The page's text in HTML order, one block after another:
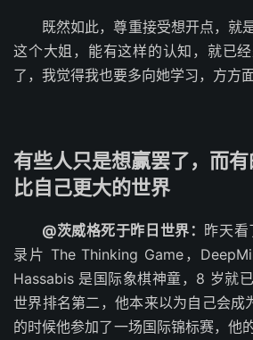
既然如此，尊重接受想开点，就
这个大姐，能有这样的认知，就已
了，我觉得我也要多向她学习，方方面
有些人只是想赢罢了，而
比自己更大的世界
@茨威格死于昨日世界： 昨天
录片 The Thinking Game，
Hassabis 是国际象棋神童，8 岁就
世界排名第二，他本来以为自己会成
的时候他参加了一场国际锦标赛，他